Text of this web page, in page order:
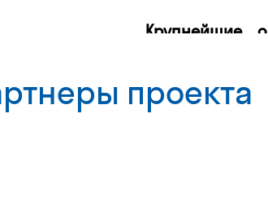
Крупнейшие
Онлайн-школы
проекта